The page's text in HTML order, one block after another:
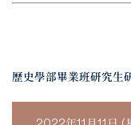
歷史學部畢業班研究生